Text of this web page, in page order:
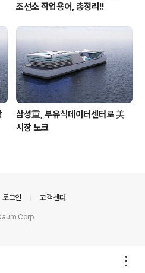
조선소 작업용어, 총정리!!
삼성重, 부유식데이터센터로 美
시장 노크
로그인 고객센터
Corp.